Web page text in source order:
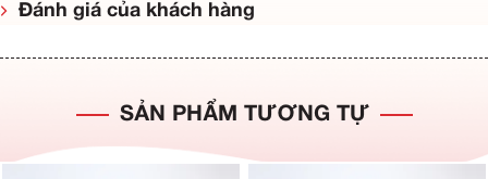
Đánh giá của khách hàng
SẢN PHẨM TƯƠNG TỰ